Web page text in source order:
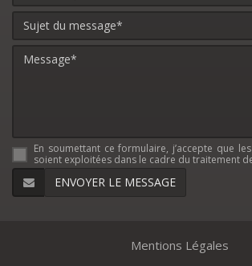
En soumettant ce formulaire, j’accepte que
soient exploitées dans le cadre du traitement
Mentions Légales